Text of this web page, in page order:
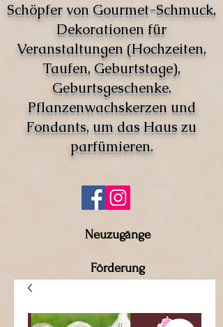
Schöpfer von Gourmet-Schmuck,
Dekorationen für
Veranstaltungen (Hochzeiten,
Taufen, Geburtstage),
Geburtsgeschenke.
Pflanzenwachskerzen und
Fondants, um das Haus zu
parfümieren.
Neuzugänge
Förderung